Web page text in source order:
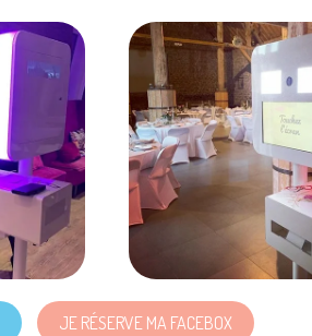
JE RÉSERVE MA FACEBOX